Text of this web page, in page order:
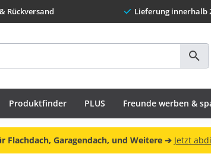
Rückversand Lieferung innerhalb
Produktfinder PLUS Freunde werben &
Flachdach, Garagendach, und Weitere ➔ Jetzt